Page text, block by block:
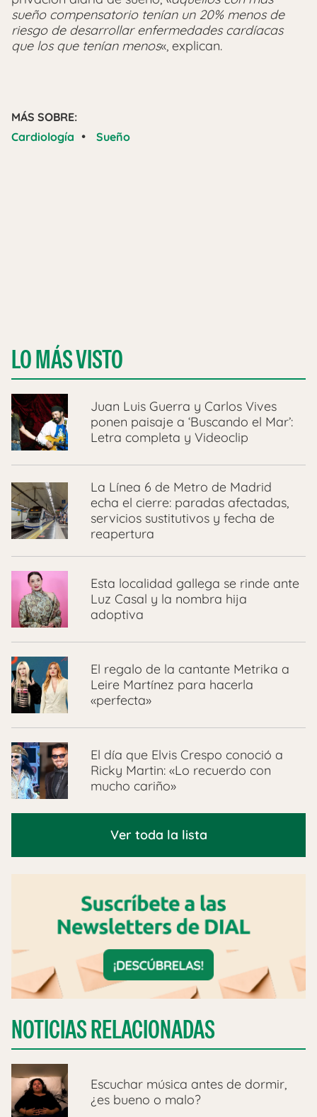
sueño compensatorio tenían un 20% menos de
riesgo de desarrollar enfermedades cardíacas
que los que tenían menos«, explican.
MÁS SOBRE:
Cardiología • Sueño
LO MÁS VISTO
Juan Luis Guerra y Carlos Vives
ponen paisaje a ‘Buscando el Mar’:
Letra completa y Videoclip
La Línea 6 de Metro de Madrid
echa el cierre: paradas afectadas,
servicios sustitutivos y fecha de
reapertura
Esta localidad gallega se rinde ante
Luz Casal y la nombra hija
adoptiva
El regalo de la cantante Metrika a
Leire Martínez para hacerla
«perfecta»
El día que Elvis Crespo conoció a
Ricky Martin: «Lo recuerdo con
mucho cariño»
Ver toda la lista
NOTICIAS RELACIONADAS
Escuchar música antes de dormir,
¿es bueno o malo?